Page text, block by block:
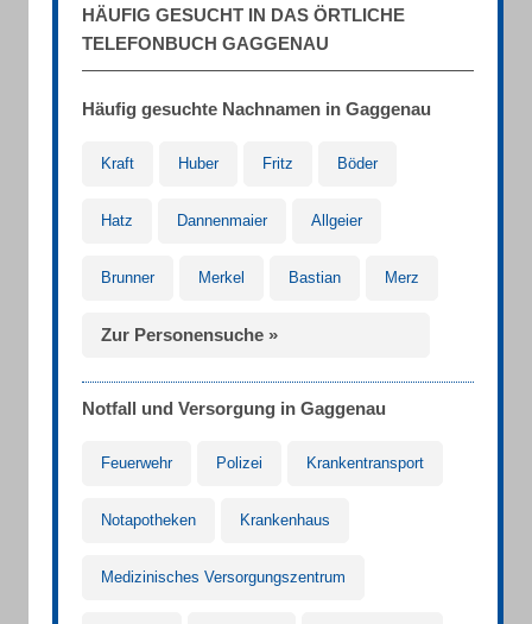
HÄUFIG GESUCHT IN DAS ÖRTLICHE
TELEFONBUCH GAGGENAU
Häufig gesuchte Nachnamen in Gaggenau
Kraft Huber Fritz Böder
Hatz Dannenmaier Allgeier
Brunner Merkel Bastian Merz
Zur Personensuche »
Notfall und Versorgung in Gaggenau
Feuerwehr Polizei Krankentransport
Notapotheken Krankenhaus
Medizinisches Versorgungszentrum